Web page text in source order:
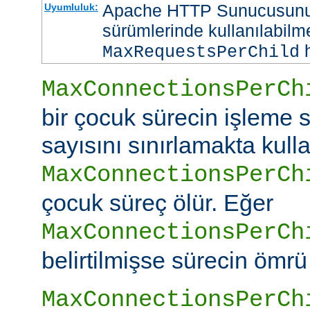
Uyumluluk: Apache HTTP
sürümlerinde
MaxRequestsPerChild
bir çocuk sürecin işleme
sayısını sınırlamakta
çocuk süreç ölür. Eğer
belirtilmişse sürecin